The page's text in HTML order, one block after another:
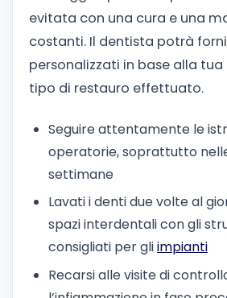
evitata con una cura e una
costanti. Il dentista potrà
personalizzati in base alla
tipo di restauro effettuato.
Seguire attentamente le
operatorie, soprattutto
settimane
Lavati i denti due volte al
spazi interdentali con gli
consigliati per gliimpianti
Recarsi alle visite di